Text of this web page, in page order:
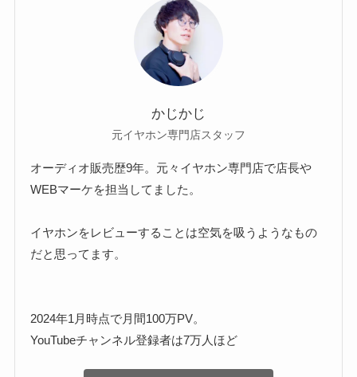
かじかじ
元イヤホン専門店スタッフ
オーディオ販売歴9年。元々イヤホン専門店で店長や
WEBマーケを担当してました。
イヤホンをレビューすることは空気を吸うようなもの
だと思ってます。
2024年1月時点で月間100万PV。
YouTubeチャンネル登録者は7万人ほど